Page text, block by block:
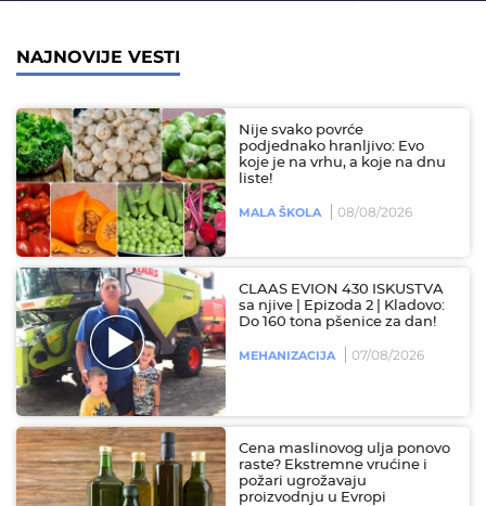
NAJNOVIJE VESTI
Nije svako povrće
podjednako hranljivo: Evo
koje je na vrhu, a koje na dnu
liste!
MALA ŠKOLA 08/08/2026
CLAAS EVION 430 ISKUSTVA
sa njive | Epizoda 2 | Kladovo:
Do 160 tona pšenice za dan!
MEHANIZACIJA 07/08/2026
Cena maslinovog ulja ponovo
raste? Ekstremne vrućine i
požari ugrožavaju
proizvodnju u Evropi